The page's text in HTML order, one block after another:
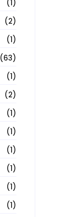
(1)
(2)
(1)
(63)
(1)
(2)
(1)
(1)
(1)
(1)
(1)
(1)